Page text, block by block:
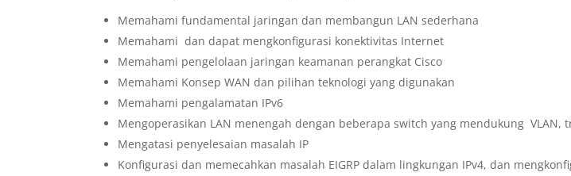
Memahami fundamental jaringan dan membangun LAN sederhana
Memahami dan dapat mengkonfigurasi konektivitas Internet
Memahami pengelolaan jaringan keamanan perangkat Cisco
Memahami Konsep WAN dan pilihan teknologi yang digunakan
Memahami pengalamatan IPv6
Mengoperasikan LAN menengah dengan beberapa switch yang mendukung VLAN,
Mengatasi penyelesaian masalah IP
Konfigurasi dan memecahkan masalah EIGRP dalam lingkungan IPv4, dan